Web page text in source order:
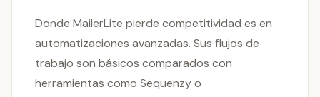
Donde MailerLite pierde competitividad es en
automatizaciones avanzadas. Sus flujos de
trabajo son básicos comparados con
herramientas como Sequenzy o